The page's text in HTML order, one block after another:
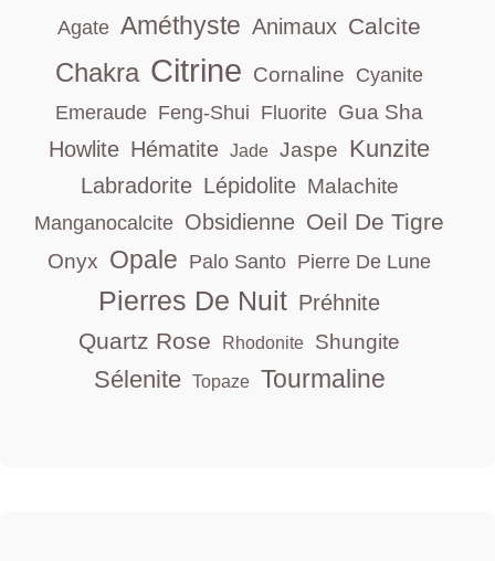
Agate Améthyste Animaux Calcite
Chakra Citrine Cornaline Cyanite
Emeraude Feng-Shui Fluorite Gua Sha
Howlite Hématite Jade Jaspe Kunzite
Labradorite Lépidolite Malachite
Manganocalcite Obsidienne Oeil De Tigre
Onyx Opale Palo Santo Pierre De Lune
Pierres De Nuit Préhnite
Quartz Rose Rhodonite Shungite
Sélenite Topaze Tourmaline